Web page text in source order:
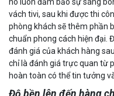
nó luôn đảm bảo sự sáng
vách tivi, sau khi được thi
phòng khách sẽ thêm phần
chuẩn phong cách hiện đại.
đánh giá của khách hàng
chỉ là đánh giá trực quan từ
hoàn toàn có thể tin tưởng